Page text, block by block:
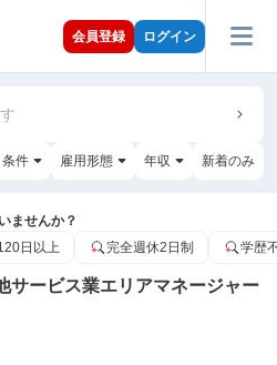
会員登録 ログイン
件 雇用形態 年収 新着のみ
ませんか？
日以上 完全週休2日制 学歴
サービス業エリアマネージャー